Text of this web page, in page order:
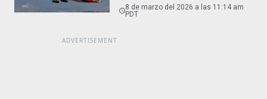
8 de marzo del 2026 a las 11:14 am
PDT